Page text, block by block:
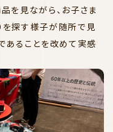
を見ながら、お子さま
を探す様子が随所で見
あることを改めて実感